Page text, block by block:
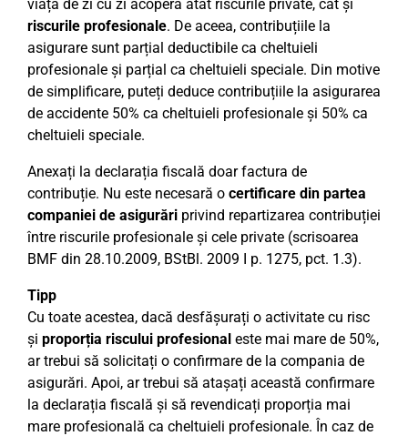
viața de zi cu zi acoperă atât riscurile private, cât și
riscurile profesionale. De aceea, contribuțiile la
asigurare sunt parțial deductibile ca cheltuieli
profesionale și parțial ca cheltuieli speciale. Din motive
de simplificare, puteți deduce contribuțiile la asigurarea
de accidente 50% ca cheltuieli profesionale și 50% ca
cheltuieli speciale.
Anexați la declarația fiscală doar factura de
contribuție. Nu este necesară o certificare din partea
companiei de asigurări privind repartizarea contribuției
între riscurile profesionale și cele private (scrisoarea
BMF din 28.10.2009, BStBl. 2009 I p. 1275, pct. 1.3).
Tipp
Cu toate acestea, dacă desfășurați o activitate cu risc
și proporția riscului profesional este mai mare de 50%,
ar trebui să solicitați o confirmare de la compania de
asigurări. Apoi, ar trebui să atașați această confirmare
la declarația fiscală și să revendicați proporția mai
mare profesională ca cheltuieli profesionale. În caz de